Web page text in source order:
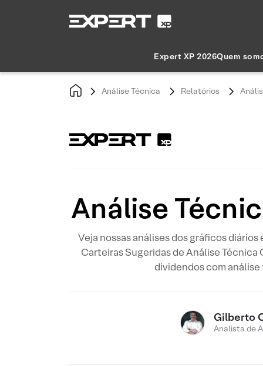
Expert XP 2026Quem
Análise Técnica Relatórios
Análise
Veja nossas análises dos gráficos
Carteiras Sugeridas de Análise
dividendos com análise
Gilberto
Analista de